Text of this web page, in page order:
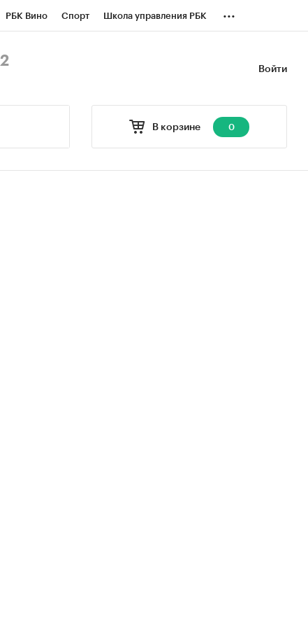
РБК Вино Спорт Школа управления РБК ...
Войти
В корзине 0